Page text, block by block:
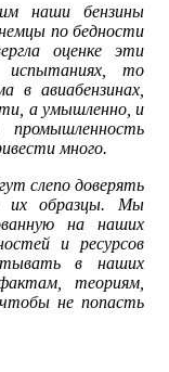
наши бензины
по бедности
оценке эти
испытаниях, то
в авиабензинах,
а умышленно, и
много.
слепо доверять
их образцы. Мы
на наших
и ресурсов
в наших
теориям,
не попасть